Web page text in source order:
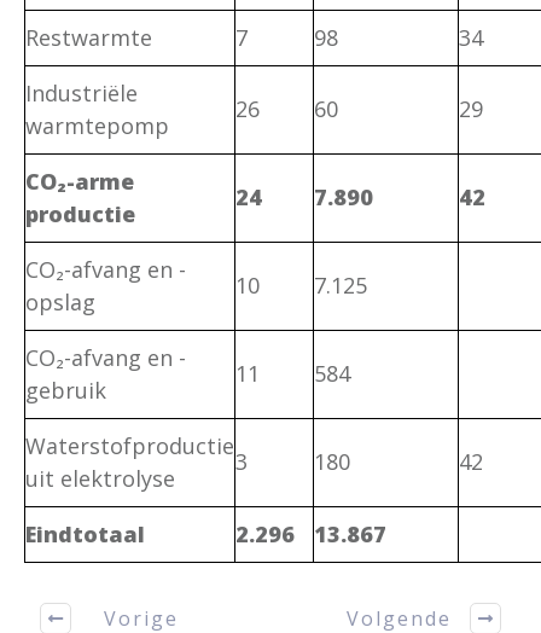
Restwarmte
7 98
34
Industriële
warmtepomp
26 60 29
CO₂-arme
productie
24 7.890 42
CO₂-afvang en -
opslag
10 7.125
CO₂-afvang en -
gebruik
11 584
Waterstofproductie
uit elektrolyse
3 180 42
Eindtotaal 2.296 13.867
Vorige Volgende